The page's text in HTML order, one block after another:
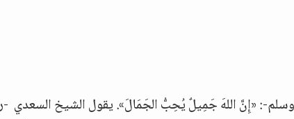
: «إِنَّ اللهَ جَمِيلٌ يُحِبُّ الجَمَالَ». يقول الشيخ السعدي